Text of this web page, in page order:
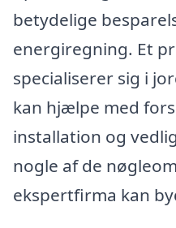
betydelige
energiregning. Et
specialiserer sig i
kan hjælpe med
installation og
nogle af de
ekspertfirma kan